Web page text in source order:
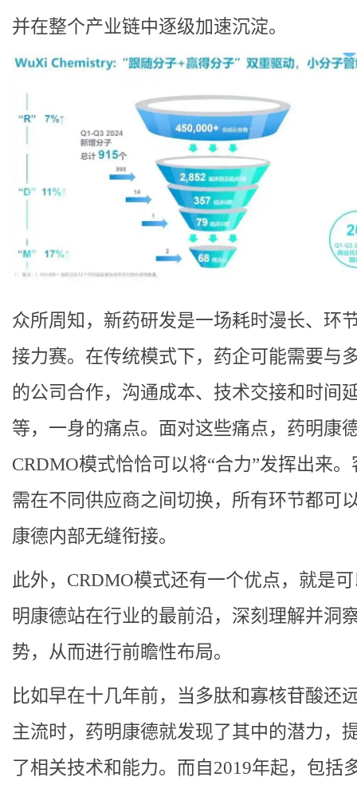
并在整个产业链中逐级加速沉淀。
众所周知，新药研发是一场耗时漫长、环
接力赛。在传统模式下，药企可能需要与
的公司合作，沟通成本、技术交接和时间
等，一身的痛点。面对这些痛点，药明康
CRDMO模式恰恰可以将“合力”发挥出来。
需在不同供应商之间切换，所有环节都可
康德内部无缝衔接。
此外，CRDMO模式还有一个优点，就是
明康德站在行业的最前沿，深刻理解并洞
势，从而进行前瞻性布局。
比如早在十几年前，当多肽和寡核苷酸还
主流时，药明康德就发现了其中的潜力，
了相关技术和能力。而自2019年起，包括